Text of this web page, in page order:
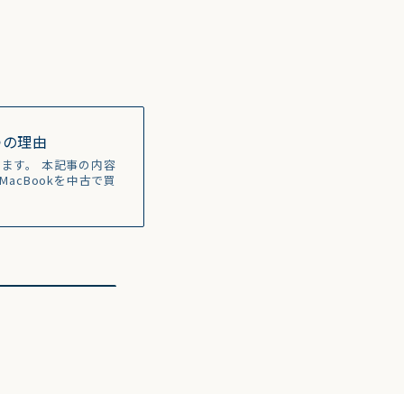
理由
す。 本記事の内容
を中古で買